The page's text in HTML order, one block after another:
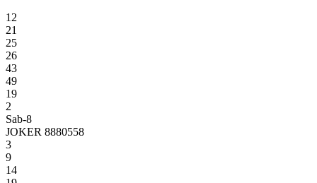
12
21
25
26
43
49
19
2
Sab-8
JOKER 8880558
3
9
14